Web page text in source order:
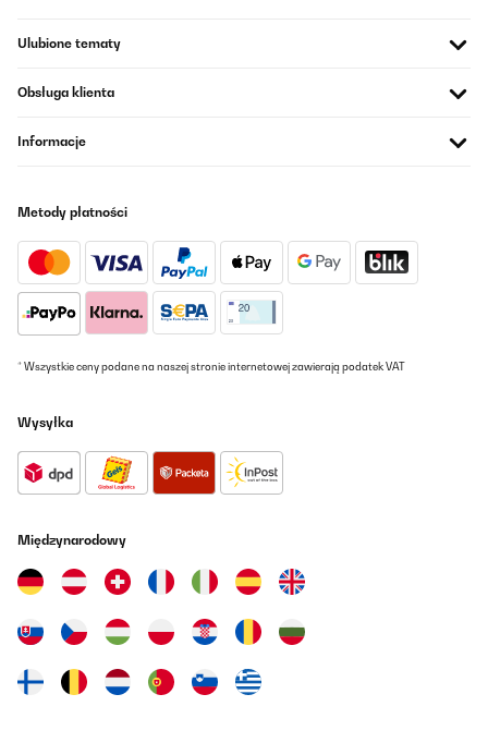
Ulubione tematy
Obsługa klienta
Informacje
Metody płatności
* Wszystkie ceny podane na naszej stronie internetowej zawierają podatek VAT
Wysyłka
Międzynarodowy